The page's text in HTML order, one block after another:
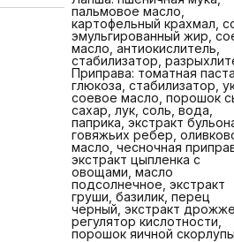
пальмовое масло,
картофельный крахмал,
эмульгированный жир,
масло, антиокислитель,
стабилизатор,
Приправа: томатная
глюкоза, стабилизатор,
соевое масло, порошок
сахар, лук, соль, вода,
паприка, экстракт
говяжьих ребер,
масло, чесночная
экстракт цыпленка с
овощами, масло
подсолнечное, экстракт
груши, базилик, перец
черный, экстракт
регулятор кислотности,
порошок яичной